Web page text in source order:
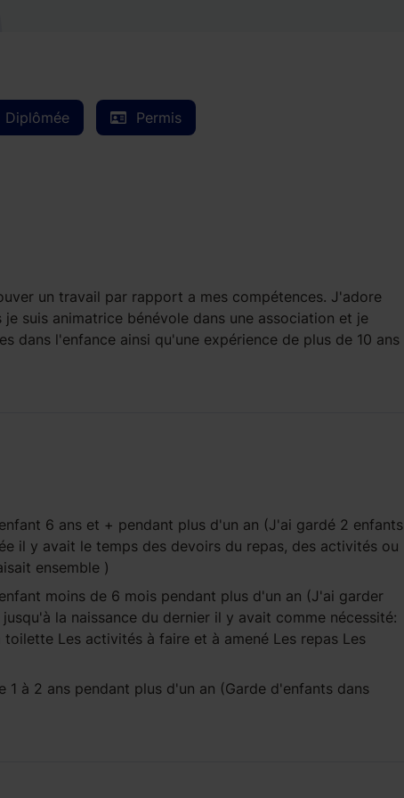
Diplômée Permis
un travail par rapport a mes compétences. J'adore
suis animatrice bénévole dans une association et je
dans l'enfance ainsi qu'une expérience de plus de 10 ans
6 ans et + pendant plus d'un an (J'ai gardé 2 enfants
il y avait le temps des devoirs du repas, des activités ou
ensemble )
moins de 6 moispendant plus d'un an (J'ai garder
la naissance du dernier il y avait comme nécessité:
Les activités à faire et à amené Les repas Les
1 à 2 anspendant plus d'un an (Garde d'enfants dans